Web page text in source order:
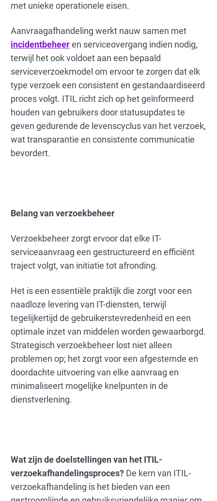
met unieke operationele eisen.
Aanvraagafhandeling werkt nauw samen met
incidentbeheeren serviceovergang indien nodig,
terwijl het ook voldoet aan een bepaald
serviceverzoekmodel om ervoor te zorgen dat elk
type verzoek een consistent en gestandaardiseerd
proces volgt. ITIL richt zich op het geïnformeerd
houden van gebruikers door statusupdates te
geven gedurende de levenscyclus van het verzoek,
wat transparantie en consistente communicatie
bevordert.
Belang van verzoekbeheer
Verzoekbeheer zorgt ervoor dat elke IT-
serviceaanvraag een gestructureerd en efficiënt
traject volgt, van initiatie tot afronding.
Het is een essentiële praktijk die zorgt voor een
naadloze levering van IT-diensten, terwijl
tegelijkertijd de gebruikerstevredenheid en een
optimale inzet van middelen worden gewaarborgd.
Strategisch verzoekbeheer lost niet alleen
problemen op; het zorgt voor een afgestemde en
doordachte uitvoering van elke aanvraag en
minimaliseert mogelijke knelpunten in de
dienstverlening.
Wat zijn de doelstellingen van het ITIL-
verzoekafhandelingsproces? De kern van ITIL-
verzoekafhandeling is het bieden van een